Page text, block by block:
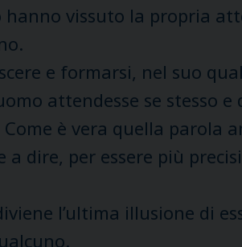
vissuto la propria
e formarsi, nel suo
attendesse se stesso e
è vera quella parola
a dire, per essere più
l’ultima illusione di